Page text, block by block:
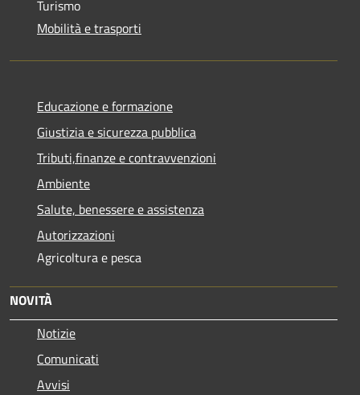
Turismo
Mobilità e trasporti
Educazione e formazione
Giustizia e sicurezza pubblica
Tributi,finanze e contravvenzioni
Ambiente
Salute, benessere e assistenza
Autorizzazioni
Agricoltura e pesca
NOVITÀ
Notizie
Comunicati
Avvisi